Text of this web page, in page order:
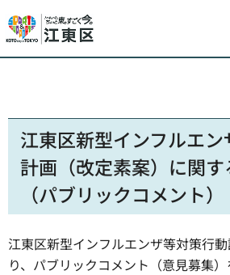
江東区新型インフルエ
計画（改定素案）に関
（パブリックコメント）
江東区新型インフルエンザ等対策行
り、パブリックコメント（意見募集